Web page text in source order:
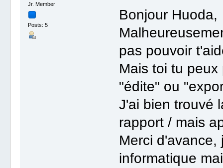
Jr. Member
Posts: 5
Bonjour Huoda,
pas pouvoir
Mais toi tu
"édite" ou
J'ai bien trouvé
rapport / mais
Merci
informatique